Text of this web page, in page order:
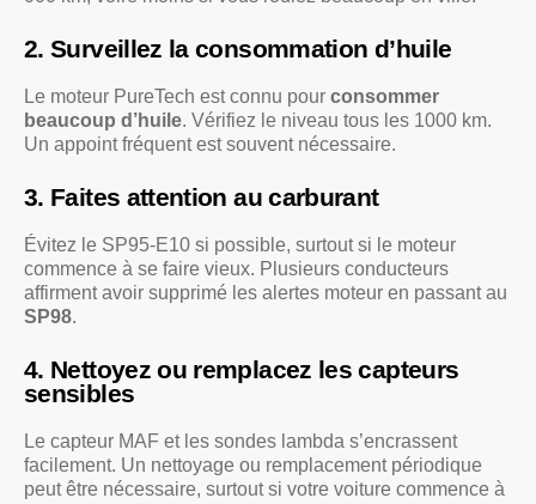
2. Surveillez la consommation d’huile
Le moteur PureTech est connu pour consommer
beaucoup d’huile. Vérifiez le niveau tous les 1000 km.
Un appoint fréquent est souvent nécessaire.
3. Faites attention au carburant
Évitez le SP95-E10 si possible, surtout si le moteur
commence à se faire vieux. Plusieurs conducteurs
affirment avoir supprimé les alertes moteur en passant au
SP98.
4. Nettoyez ou remplacez les capteurs
sensibles
Le capteur MAF et les sondes lambda s’encrassent
facilement. Un nettoyage ou remplacement périodique
peut être nécessaire, surtout si votre voiture commence à